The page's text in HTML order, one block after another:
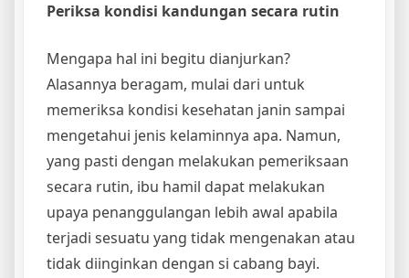
Periksa kondisi kandungan secara rutin
Mengapa hal ini begitu dianjurkan?
Alasannya beragam, mulai dari untuk
memeriksa kondisi kesehatan janin sampai
mengetahui jenis kelaminnya apa. Namun,
yang pasti dengan melakukan pemeriksaan
secara rutin, ibu hamil dapat melakukan
upaya penanggulangan lebih awal apabila
terjadi sesuatu yang tidak mengenakan atau
tidak diinginkan dengan si cabang bayi.